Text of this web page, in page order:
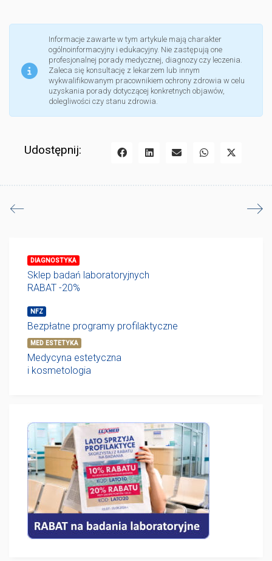
Informacje zawarte w tym artykule mają charakter
ogólnoinformacyjny i edukacyjny. Nie zastępują one
profesjonalnej porady medycznej, diagnozy czy leczenia.
Zaleca się konsultację z lekarzem lub innym
wykwalifikowanym pracownikiem ochrony zdrowia w celu
uzyskania porady dotyczącej konkretnych objawów,
dolegliwości czy stanu zdrowia.
Udostępnij:
DIAGNOSTYKA
Sklep badań laboratoryjnych
RABAT -20%
NFZ
Bezpłatne programy profilaktyczne
MED ESTETYKA
Medycyna estetyczna
i kosmetologia